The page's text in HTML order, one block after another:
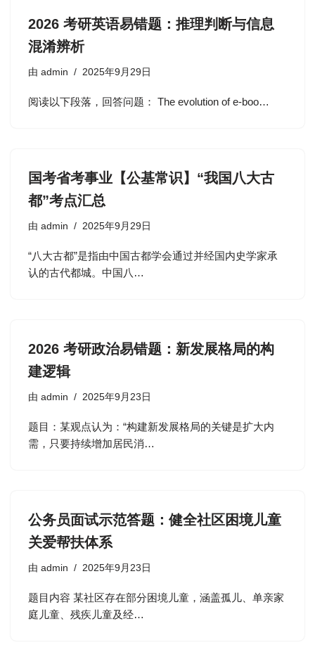
2026 考研英语易错题：推理判断与信息
混淆辨析
由 admin 2025年9月29日
阅读以下段落，回答问题： The evolution of e-boo…
国考省考事业【公基常识】“我国八大古
都”考点汇总
由 admin 2025年9月29日
“八大古都”是指由中国古都学会通过并经国内史学家承
认的古代都城。中国八…
2026 考研政治易错题：新发展格局的构
建逻辑
由 admin 2025年9月23日
题目：某观点认为：“构建新发展格局的关键是扩大内
需，只要持续增加居民消…
公务员面试示范答题：健全社区困境儿童
关爱帮扶体系
由 admin 2025年9月23日
题目内容 某社区存在部分困境儿童，涵盖孤儿、单亲家
庭儿童、残疾儿童及经…